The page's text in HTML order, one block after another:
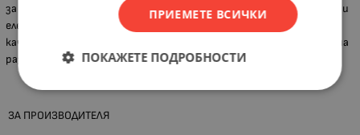
за тях. Фирмата има лидерска позиция в търговията на ръчни и
електроинструменти в България. Продуктите се отличават с
качество, отговарящо на високи професионални изисквания, на
разумна и достъпна цена.
ЗА ПРОИЗВОДИТЕЛЯ
ПРИЕМЕТЕ ВСИЧКИ
ПОКАЖЕТЕ ПОДРОБНОСТИ